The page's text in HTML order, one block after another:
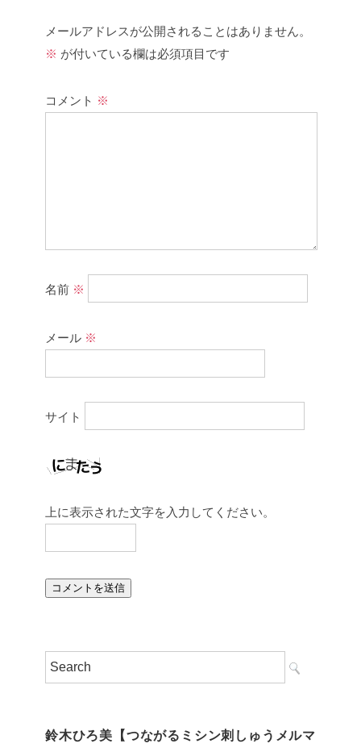
メールアドレスが公開されることはありません。
※ が付いている欄は必須項目です
コメント ※
名前 ※
メール ※
サイト
上に表示された文字を入力してください。
鈴木ひろ美【つながるミシン刺しゅうメルマ